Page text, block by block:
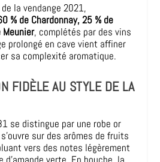
la vendange 2021,
% de Chardonnay, 25 % de
, complétés par des vins
prolongé en cave vient affiner
sa complexité aromatique.
FIDÈLE AU STYLE DE LA
se distingue par une robe or
sur des arômes de fruits
vers des notes légèrement